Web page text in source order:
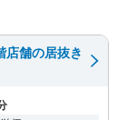
店舗の居抜き